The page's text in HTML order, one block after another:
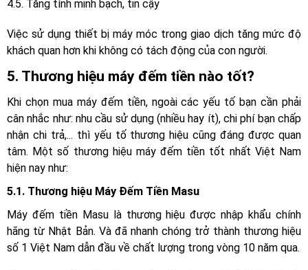
4.5. Tăng tính minh bạch, tin cậy
Việc sử dụng thiết bị máy móc trong giao dịch tăng mức độ
khách quan hơn khi không có tách động của con người.
5. Thương hiệu máy đếm tiền nào tốt?
Khi chọn mua máy đếm tiền, ngoài các yếu tố bạn cần phải
cân nhắc như: nhu cầu sử dụng (nhiều hay ít), chi phí bạn chấp
nhận chi trả,... thì yếu tố thương hiệu cũng đáng được quan
tâm. Một số thương hiệu máy đếm tiền tốt nhất Việt Nam
hiện nay như:
5.1. Thương hiệu Máy Đếm Tiền Masu
Máy đếm tiền Masu là thương hiệu được nhập khẩu chính
hãng từ Nhật Bản. Và đã nhanh chóng trở thành thương hiệu
số 1 Việt Nam dẫn đầu về chất lượng trong vòng 10 năm qua.